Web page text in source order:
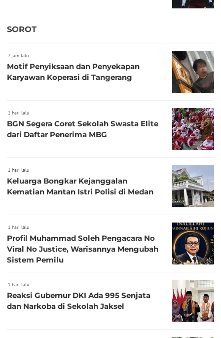
SOROT
7 jam lalu
Motif Penyiksaan dan Penyekapan
Karyawan Koperasi di Tangerang
1 hari lalu
BGN Segera Coret Sekolah Swasta Elite
dari Daftar Penerima MBG
1 hari lalu
Keluarga Bongkar Kejanggalan
Kematian Mantan Istri Polisi di Medan
1 hari lalu
Profil Muhammad Soleh Pengacara No
Viral No Justice, Warisannya Mengubah
Sistem Pemilu
1 hari lalu
Reaksi Gubernur DKI Ada 995 Senjata
dan Narkoba di Sekolah Jaksel